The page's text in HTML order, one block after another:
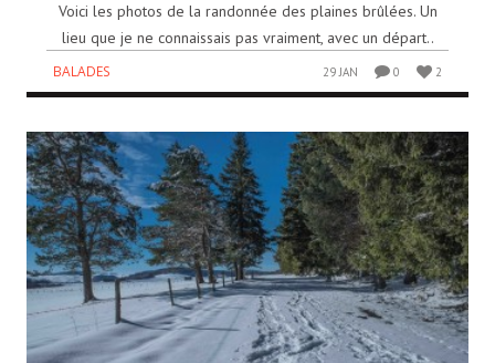
Voici les photos de la randonnée des plaines brûlées. Un
lieu que je ne connaissais pas vraiment, avec un départ..
BALADES 29 JAN 0 2